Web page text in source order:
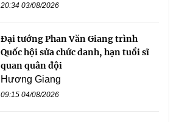
20:34 03/08/2026
Đại tướng Phan Văn Giang trình
Quốc hội sửa chức danh, hạn tuổi sĩ
quan quân đội
Hương Giang
09:15 04/08/2026